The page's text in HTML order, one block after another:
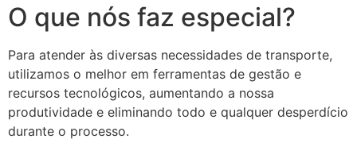
O que nós faz especial?
Para atender às diversas necessidades de transporte,
utilizamos o melhor em ferramentas de gestão e
recursos tecnológicos, aumentando a nossa
produtividade e eliminando todo e qualquer desperdício
durante o processo.